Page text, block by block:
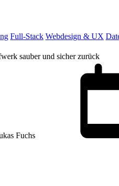
Full-Stack Webdesign & UX
sauber und sicher zurück
Fuchs